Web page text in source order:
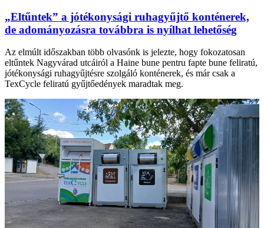
„Eltűntek” a jótékonysági ruhagyűjtő konténerek,
de adományozásra továbbra is nyílhat lehetőség
Az elmúlt időszakban több olvasónk is jelezte, hogy fokozatosan
eltűntek Nagyvárad utcáiról a Haine bune pentru fapte bune feliratú,
jótékonysági ruhagyűjtésre szolgáló konténerek, és már csak a
TexCycle feliratú gyűjtőedények maradtak meg.